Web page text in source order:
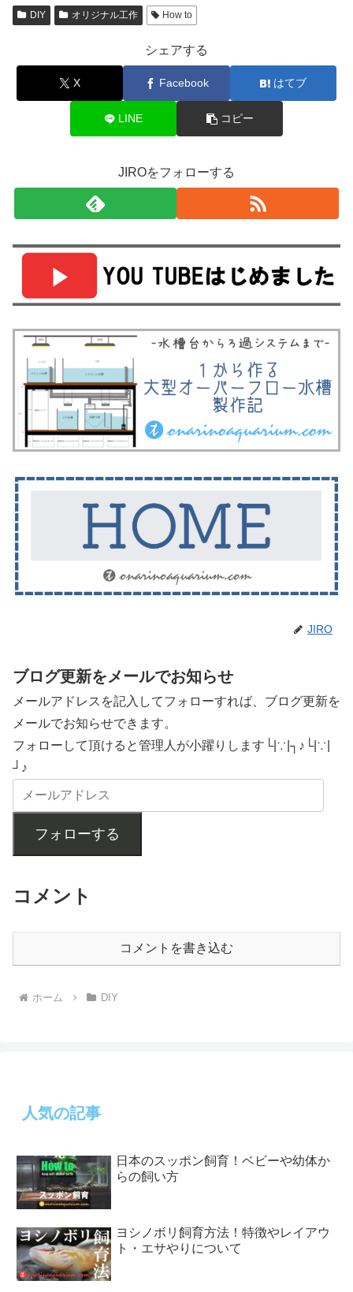
DIY オリジナル工作 How to
シェアする
X Facebook はてブ
LINE コピー
JIROをフォローする
JIRO
ブログ更新をメールでお知らせ
メールアドレスを記入してフォローすれば、ブログ更新を
メールでお知らせできます。
フォローして頂けると管理人が小躍りします└|∵|┐♪└|∵|
┘♪
フォローする
コメント
コメントを書き込む
ホーム DIY
人気の記事
日本のスッポン飼育！ベビーや幼体か
らの飼い方
ヨシノボリ飼育方法！特徴やレイアウ
ト・エサやりについて